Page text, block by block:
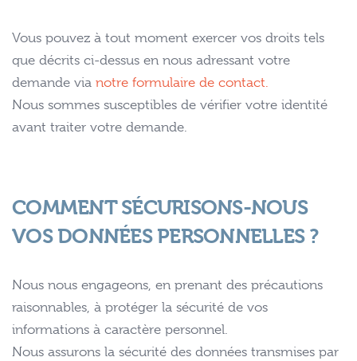
Vous pouvez à tout moment exercer vos droits tels
que décrits ci-dessus en nous adressant votre
demande via notre formulaire de contact.
Nous sommes susceptibles de vérifier votre identité
avant traiter votre demande.
COMMENT SÉCURISONS-NOUS
VOS DONNÉES PERSONNELLES ?
Nous nous engageons, en prenant des précautions
raisonnables, à protéger la sécurité de vos
informations à caractère personnel.
Nous assurons la sécurité des données transmises par